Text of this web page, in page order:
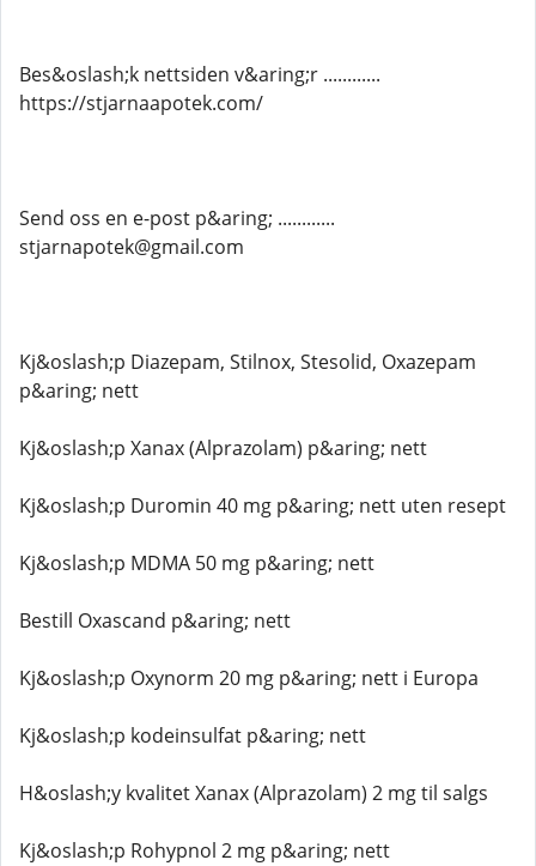
Bes&oslash;k nettsiden v&aring;r ............
https://stjarnaapotek.com/
Send oss ​​en e-post p&aring; ............
stjarnapotek@gmail.com
Kj&oslash;p Diazepam, Stilnox, Stesolid, Oxazepam
p&aring; nett
Kj&oslash;p Xanax (Alprazolam) p&aring; nett
Kj&oslash;p Duromin 40 mg p&aring; nett uten resept
Kj&oslash;p MDMA 50 mg p&aring; nett
Bestill Oxascand p&aring; nett
Kj&oslash;p Oxynorm 20 mg p&aring; nett i Europa
Kj&oslash;p kodeinsulfat p&aring; nett
H&oslash;y kvalitet Xanax (Alprazolam) 2 mg til salgs
Kj&oslash;p Rohypnol 2 mg p&aring; nett